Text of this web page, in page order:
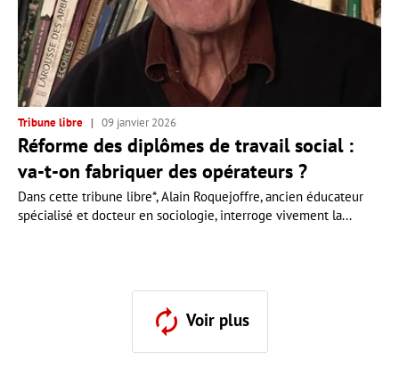
Tribune libre 09 janvier 2026
Réforme des diplômes de travail social :
va-t-on fabriquer des opérateurs ?
Dans cette tribune libre*, Alain Roquejoffre, ancien éducateur
spécialisé et docteur en sociologie, interroge vivement la...
Voir plus